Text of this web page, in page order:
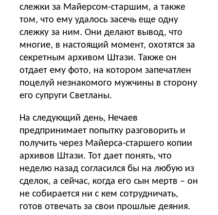
слежки за Майерсом-старшим, а также
том, что ему удалось засечь еще одну
слежку за ним. Они делают вывод, что
многие, в настоящий момент, охотятся за
секретным архивом Штази. Также он
отдает ему фото, на котором запечатлен
поцелуй незнакомого мужчины в сторону
его супруги Светланы.
На следующий день, Нечаев
предпринимает попытку разговорить и
получить через Майерса-старшего копии
архивов Штази. Тот дает понять, что
неделю назад согласился бы на любую из
сделок, а сейчас, когда его сын мертв – он
не собирается ни с кем сотрудничать,
готов отвечать за свои прошлые деяния.